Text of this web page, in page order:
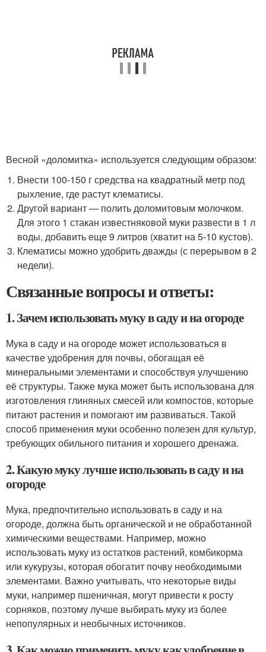
Весной «доломитка» используется следующим образом:
Внести 100-150 г средства на квадратный метр под
рыхление, где растут клематисы.
Другой вариант — полить доломитовым молочком.
Для этого 1 стакан известняковой муки развести в 1 л
воды, добавить еще 9 литров (хватит на 5-10 кустов).
Клематисы можно удобрить дважды (с перерывом в 2
недели).
Связанные вопросы и ответы:
1. Зачем использовать муку в саду и на огороде
Мука в саду и на огороде может использоваться в
качестве удобрения для почвы, обогащая её
минеральными элементами и способствуя улучшению
её структуры. Также мука может быть использована для
изготовления глиняных смесей или компостов, которые
питают растения и помогают им развиваться. Такой
способ применения муки особенно полезен для культур,
требующих обильного питания и хорошего дренажа.
2. Какую муку лучше использовать в саду и на
огороде
Мука, предпочтительно использовать в саду и на
огороде, должна быть органической и не обработанной
химическими веществами. Например, можно
использовать муку из остатков растений, комбикорма
или кукурузы, которая обогатит почву необходимыми
элементами. Важно учитывать, что некоторые виды
муки, например пшеничная, могут привести к росту
сорняков, поэтому лучше выбирать муку из более
непопулярных и необычных источников.